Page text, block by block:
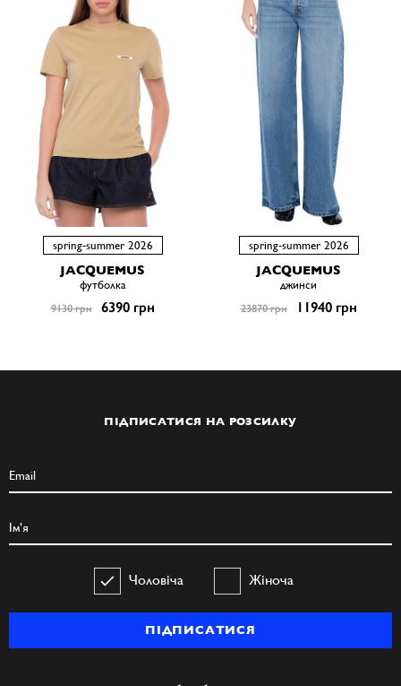
spring-summer 2026
JACQUEMUS
футболка
9130 грн 6390 грн
spring-summer 2026
JACQUEMUS
джинси
23870 грн 11940 грн
ПІДПИСАТИСЯ НА РОЗСИЛКУ
Чоловіча Жіноча
ПІДПИСАТИСЯ